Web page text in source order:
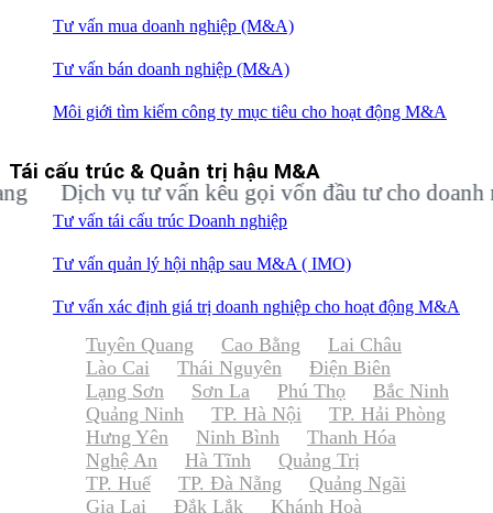
Tư vấn mua doanh nghiệp (M&A)
Tư vấn bán doanh nghiệp (M&A)
Môi giới tìm kiếm công ty mục tiêu cho hoạt động M&A
Tái cấu trúc & Quản trị hậu M&A
Tư vấn tái cấu trúc Doanh nghiệp
Tư vấn quản lý hội nhập sau M&A ( IMO)
Tư vấn xác định giá trị doanh nghiệp cho hoạt động M&A
Dịch vụ tư vấn kêu gọi vốn đầu tư cho doanh
Tuyên Quang Cao Bằng
Lai Châu
Lào Cai
Thái Nguyên
Điện Biên
Lạng Sơn
Sơn La Phú Thọ
Bắc Ninh
Quảng Ninh
TP. Hà Nội
TP. Hải Phòng
Hưng Yên
Ninh Bình
Thanh Hóa
Nghệ An
Hà Tĩnh
Quảng Trị
TP. Huế
TP. Đà Nẵng
Quảng Ngãi
Gia Lai
Đắk Lắk Khánh Hoà